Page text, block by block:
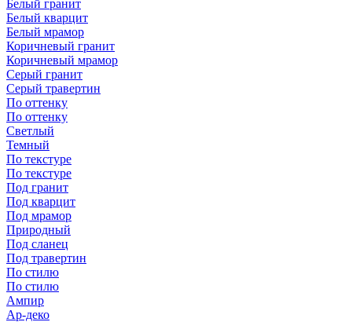
Белый гранит
Белый кварцит
Белый мрамор
Коричневый гранит
Коричневый мрамор
Серый гранит
Серый травертин
По оттенку
По оттенку
Светлый
Темный
По текстуре
По текстуре
Под гранит
Под кварцит
Под мрамор
Природный
Под сланец
Под травертин
По стилю
По стилю
Ампир
Ар-деко